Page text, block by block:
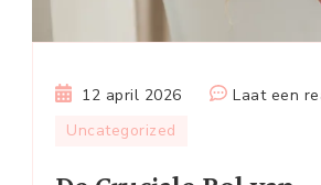
12 april 2026 Laat een
Uncategorized